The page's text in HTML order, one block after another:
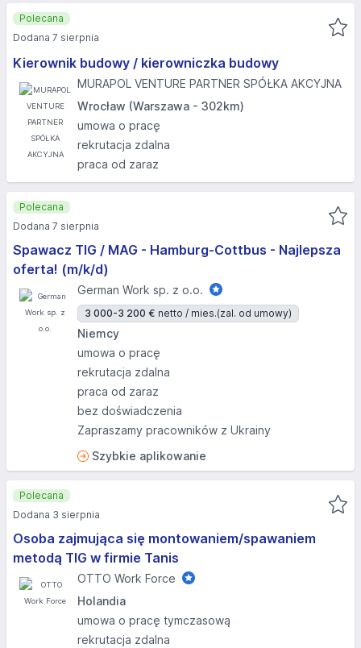
Kierownik budowy / kierowniczka budowy
MURAPOL VENTURE PARTNER SPÓŁKA AKCYJNA
Wrocław (Warszawa - 302km)
umowa o pracę
rekrutacja zdalna
praca od zaraz
Polecana
Dodana 7 sierpnia
Spawacz TIG / MAG - Hamburg-Cottbus - Najlepsza
oferta! (m/k/d)
German Work sp. z o.o.
3 000-3 200 € netto / mies.(zal. od umowy)
Niemcy
umowa o pracę
rekrutacja zdalna
praca od zaraz
bez doświadczenia
Zapraszamy pracowników z Ukrainy
Szybkie aplikowanie
Polecana
Dodana 7 sierpnia
Osoba zajmująca się montowaniem/spawaniem
metodą TIG w firmie Tanis
OTTO Work Force
Holandia
umowa o pracę tymczasową
rekrutacja zdalna
Polecana
Dodana 3 sierpnia